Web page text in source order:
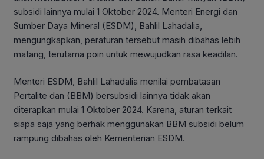
subsidi lainnya mulai 1 Oktober 2024. Menteri Energi dan
Sumber Daya Mineral (ESDM), Bahlil Lahadalia,
mengungkapkan, peraturan tersebut masih dibahas lebih
matang, terutama poin untuk mewujudkan rasa keadilan.
Menteri ESDM, Bahlil Lahadalia menilai pembatasan
Pertalite dan (BBM) bersubsidi lainnya tidak akan
diterapkan mulai 1 Oktober 2024. Karena, aturan terkait
siapa saja yang berhak menggunakan BBM subsidi belum
rampung dibahas oleh Kementerian ESDM.